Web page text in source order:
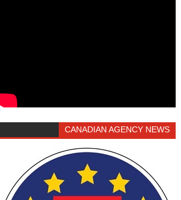
CANADIAN AGENCY NEWS